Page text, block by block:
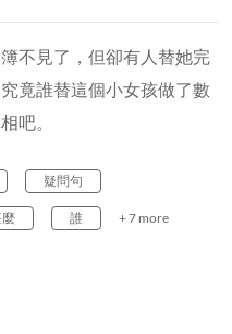
不見了，但卻有人替她完
竟誰替這個小女孩做了數
吧。
疑問句
誰 + 7 more